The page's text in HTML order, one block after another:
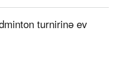
turnirinə ev